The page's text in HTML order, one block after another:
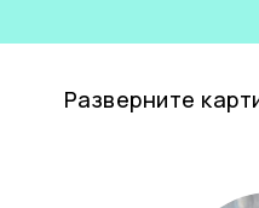
Разверните